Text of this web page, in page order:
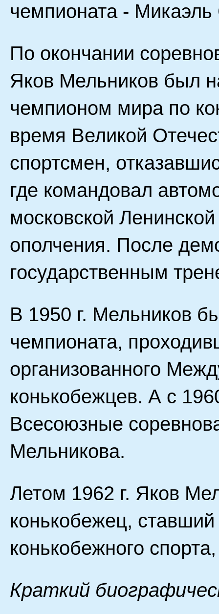
чемпионата - Микаэль
По окончании
Яков Мельников был
чемпионом мира по
время Великой
спортсмен,
где командовал
московской
ополчения. После
государственным
В 1950 г. Мельников
чемпионата,
организованного
конькобежцев. А с
Всесоюзные
Мельникова.
Летом 1962 г. Яков
конькобежец,
конькобежного
Краткий